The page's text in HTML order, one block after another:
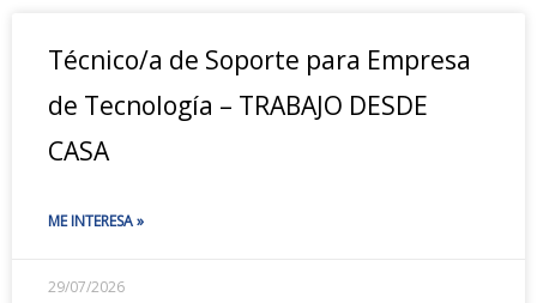
Técnico/a de Soporte para Empresa
de Tecnología – TRABAJO DESDE
CASA
ME INTERESA »
29/07/2026